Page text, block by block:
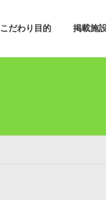
こだわり目的 掲載施